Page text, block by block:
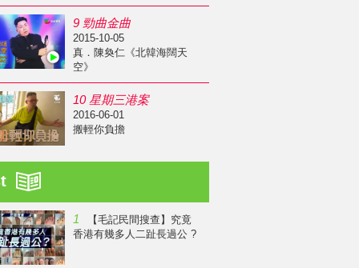
9 勁曲金曲
2015-10-05
真．陳奐仁《北韓海闊天
空》
10 星期三港案
2016-06-01
搬輕你負擔
1
【毛記民間搜查】究竟
香港有幾多人二趾長過公 ?